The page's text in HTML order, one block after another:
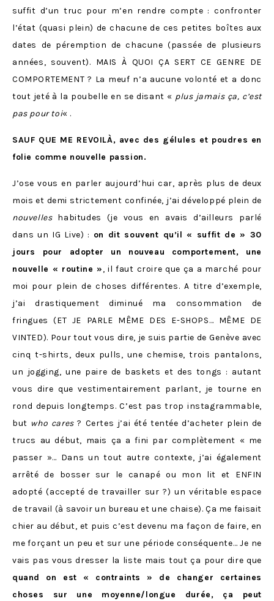
suffit d’un truc pour m’en rendre compte : confronter
l’état (quasi plein) de chacune de ces petites boîtes aux
dates de péremption de chacune (passée de plusieurs
années, souvent). MAIS À QUOI ÇA SERT CE GENRE DE
COMPORTEMENT ? La meuf n’a aucune volonté et a donc
tout jeté à la poubelle en se disant « plus jamais ça, c’est
pas pour toi« .
SAUF QUE ME REVOILÀ, avec des gélules et poudres en
folie comme nouvelle passion.
J’ose vous en parler aujourd’hui car, après plus de deux
mois et demi strictement confinée, j’ai développé plein de
nouvelleshabitudes (je vous en avais d’ailleurs parlé
dans un IG Live) : on dit souvent qu’il « suffit de » 30
jours pour adopter un nouveau comportement, une
nouvelle « routine », il faut croire que ça a marché pour
moi pour plein de choses différentes. A titre d’exemple,
j’ai drastiquement diminué ma consommation de
fringues (ET JE PARLE MÊME DES E-SHOPS… MÊME DE
VINTED). Pour tout vous dire, je suis partie de Genève avec
cinq t-shirts, deux pulls, une chemise, trois pantalons,
un jogging, une paire de baskets et des tongs : autant
vous dire que vestimentairement parlant, je tourne en
rond depuis longtemps. C’est pas trop instagrammable,
but who cares? Certes j’ai été tentée d’acheter plein de
trucs au début, mais ça a fini par complètement « me
passer »… Dans un tout autre contexte, j’ai également
arrêté de bosser sur le canapé ou mon lit et ENFIN
adopté (accepté de travailler sur ?) un véritable espace
de travail (à savoir un bureau et une chaise). Ça me faisait
chier au début, et puis c’est devenu ma façon de faire, en
me forçant un peu et sur une période conséquente… Je ne
vais pas vous dresser la liste mais tout ça pour dire que
quand on est « contraints » de changer certaines
choses sur une moyenne/longue durée, ça peut